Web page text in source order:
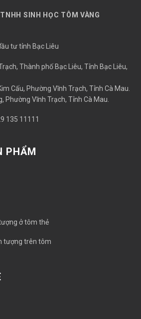
SINH HỌC TÔM VÀNG
tư tỉnh Bạc Liêu
Thành phố Bạc Liêu, Tỉnh Bạc Liêu,
Cấu, Phường Vĩnh Trạch, Tỉnh Cà Mau.
Phường Vĩnh Trạch, Tỉnh Cà Mau.
135 11111
PHẨM
ở tôm thẻ
tượng trên tôm